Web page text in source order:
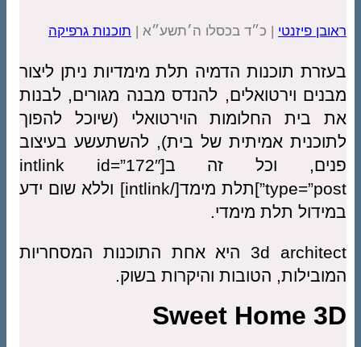
בכסלו ה׳תשע״א |תוכנות גרפיקה
הדמיה תלת מימדיות ניתן ליצור
להנדס מבנה מגורים, לבנות
הוירטואלי (שיוכל להפוך
של בית), להשתעשע בעיצוב
פנים, וכל זה ב[intlink id=”172″
type=”post”]תלת מימד[/intlink] וללא שום ידע
מימדי.
3d architect היא אחת התוכנות המסחריות
והיקרות בשוק.
Sweet